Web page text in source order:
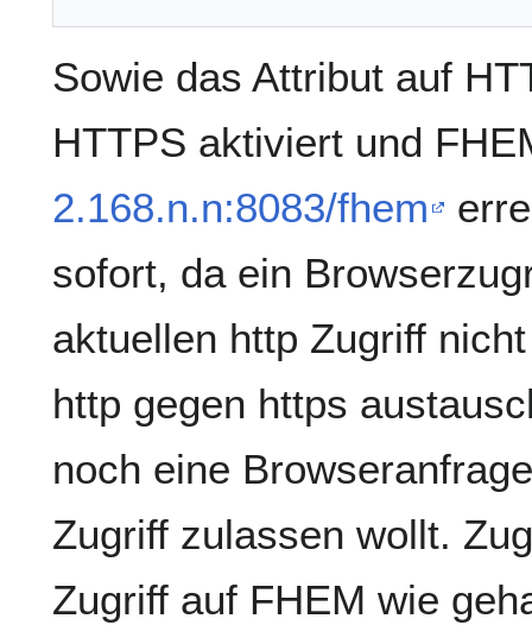
Sowie das Attribut auf
HTTPS aktiviert und
2.168.n.n:8083/fhem
sofort, da ein
aktuellen http Zugriff
http gegen https
noch eine
Zugriff zulassen wollt.
Zugriff auf FHEM wie